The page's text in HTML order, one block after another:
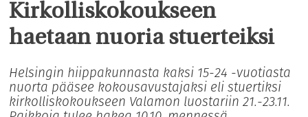
Kirkot
Apua & tukea
Hautausmaa
Yhteystiedot
Kirkolliskokoukseen
haetaan nuoria stuerteiksi
Helsingin hiippakunnasta kaksi 15-24 -vuotiasta
nuorta pääsee kokousavustajaksi eli stuertiksi
kirkolliskokoukseen Valamon luostariin 21.-23.11.